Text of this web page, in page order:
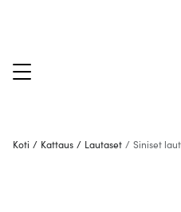
Koti / Kattaus / Lautaset / Siniset